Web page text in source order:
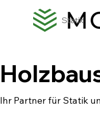
Statik
Ihr Partner für Statik